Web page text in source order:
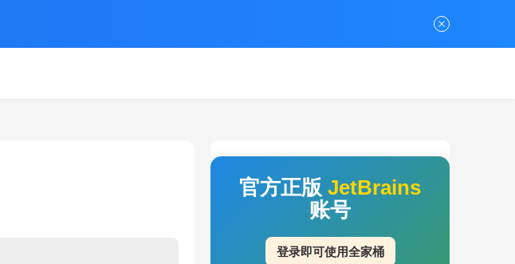
官方正版 JetBrains
账号
登录即可使用全家桶